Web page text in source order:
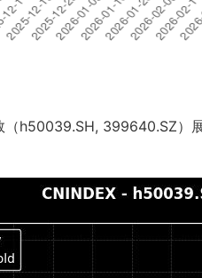
h50039.SH, 399640.SZ）